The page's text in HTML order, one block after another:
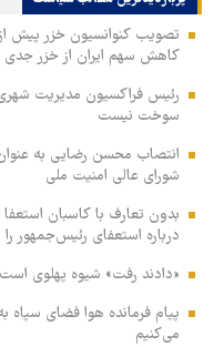
تصویب کنوانسیون خزر پیش
کاهش سهم ایران از خزر
رئیس فراکسیون مدیریت
سوخت نیست
انتصاب محسن رضایی به
شورای عالی امنیت ملی
بدون تعارف با کاسبان
درباره استعفای رئیس‌جمهور
«دادند رفت» شیوه پهلوی
پیام فرمانده هوا فضای
می‌کنیم